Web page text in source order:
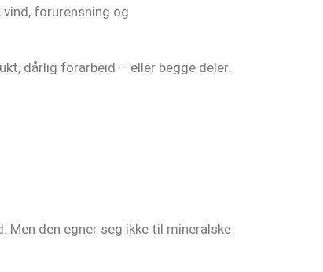
forurensning og
dårlig forarbeid – eller begge deler.
den egner seg ikke til mineralske